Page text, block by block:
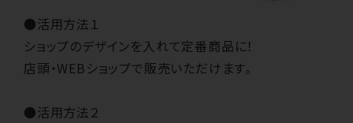
●活用方法１
ショップのデザインを入れて定番商品に！
店頭・WEBショップで販売いただけます。
●活用方法２